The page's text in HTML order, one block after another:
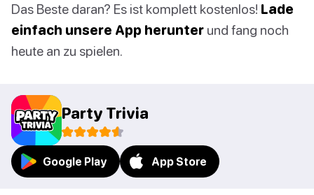
Das Beste daran? Es ist komplett kostenlos! Lade
einfach unsere App herunter und fang noch
heute an zu spielen.
Party Trivia
Google Play App Store